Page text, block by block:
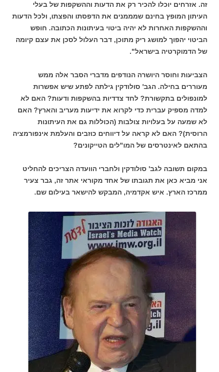
זה. אזרחים יוכלו להכיר רק את הדעות וההשקפות של בעלי
העיתון המופץ בחינם שמממנים את הדפסתו והפצתו, ולכל הדעות
וההשקפות האחרות לא יהיה ביטוי בעיתונות הכתובה. חופש
הביטוי יהפוך למושג ריק מתוכן, דבר העלול לסכן את עצם קיומה
של הדמוקרטיה בישראל".
הצביעות וחוסר היושרה הנודפים מדברי הסבר אלה ממש
מעוררים בחילה. הגב' סולודקין גילתה לפתע שיש אפשרות
למונפולים בתקשורת? לחד צדדיות בהשקפות ודעות? האם לא
למדה מספיק עברית כדי לקרוא את ידיעות מעריב והארץ? האם
לא שמעה על בעלויות צולבות (הכוללות גם את העיתונות
הרוסית)? האם לא קראה על דיווחים כוזבים והעלמת אינפורמציה
בהתאם לאינטרסים של המו"לים הטייקונים?
במקום תשובה לגב' סולודקין ולחברי הוועדה הצריכים להחליט
אני מביא כאן את תגובתו של אחד מקוראי אתר זה, גבר צעיר
ממרכז הארץ. איש אקדמיה, המבקש להישאר בעילום שם.